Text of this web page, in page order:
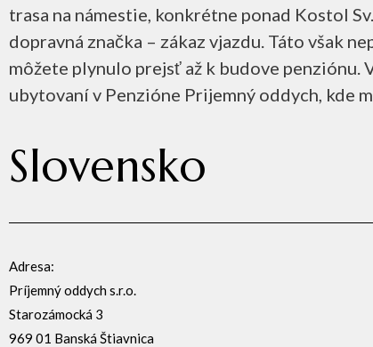
trasa na námestie, konkrétne ponad Kostol
dopravná značka – zákaz vjazdu. Táto však
môžete plynulo prejsť až k budove penziónu.
ubytovaní v Penzióne Prijemný oddych, kde
Slovensko
Adresa:
Príjemný oddych s.r.o.
Starozámocká 3
969 01 Banská Štiavnica